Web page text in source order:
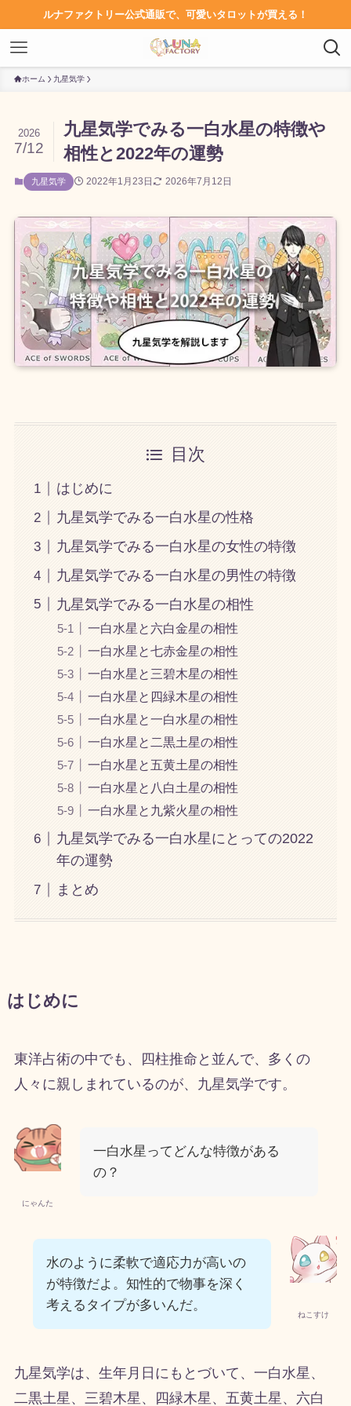
ルナファクトリー公式通販で、可愛いタロットが買える！
ホーム 九星気学
九星気学でみる一白水星の特徴や
相性と2022年の運勢
2026
7/12
九星気学 2022年1月23日 2026年7月12日
目次
はじめに
九星気学でみる一白水星の性格
九星気学でみる一白水星の女性の特徴
九星気学でみる一白水星の男性の特徴
九星気学でみる一白水星の相性
一白水星と六白金星の相性
一白水星と七赤金星の相性
一白水星と三碧木星の相性
一白水星と四緑木星の相性
一白水星と一白水星の相性
一白水星と二黒土星の相性
一白水星と五黄土星の相性
一白水星と八白土星の相性
一白水星と九紫火星の相性
九星気学でみる一白水星にとっての2022
年の運勢
まとめ
はじめに
東洋占術の中でも、四柱推命と並んで、多くの
人々に親しまれているのが、九星気学です。
にゃんた
一白水星ってどんな特徴がある
の？
ねこすけ
水のように柔軟で適応力が高いの
が特徴だよ。知性的で物事を深く
考えるタイプが多いんだ。
九星気学は、生年月日にもとづいて、一白水星、
二黒土星、三碧木星、四緑木星、五黄土星、六白